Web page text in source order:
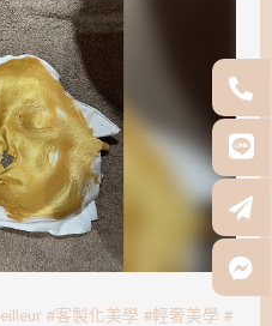
#客製化美學 #輕奢美學 #